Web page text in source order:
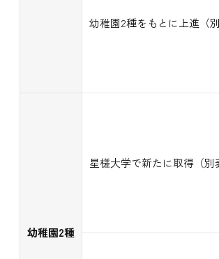
幼稚園2種をもとに上進（別
幼稚園2種
星槎大学で新たに取得（別